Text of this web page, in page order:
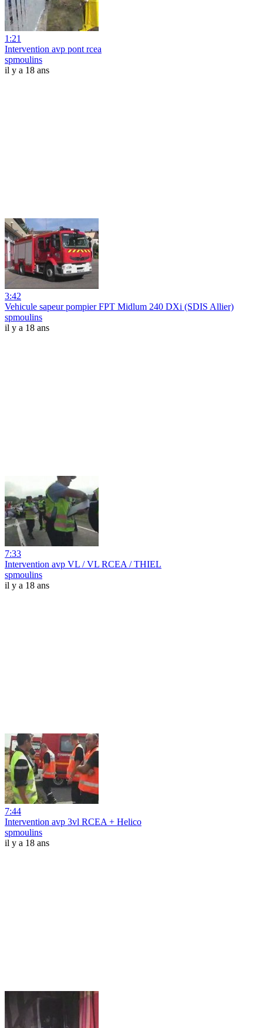
1:21
Intervention avp pont rcea
spmoulins
il y a 18 ans
3:42
Vehicule sapeur pompier FPT Midlum 240 DXi (SDIS Allier)
spmoulins
il y a 18 ans
7:33
Intervention avp VL / VL RCEA / THIEL
spmoulins
il y a 18 ans
7:44
Intervention avp 3vl RCEA + Helico
spmoulins
il y a 18 ans